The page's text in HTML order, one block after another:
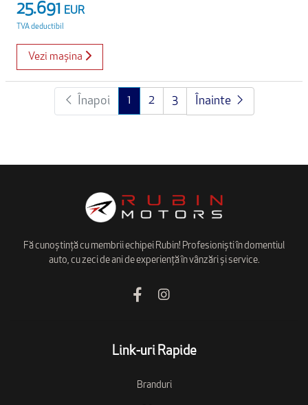
25.691 EUR
TVA deductibil
Vezi mașina
Înapoi 1 2 3 Înainte
Fă cunoștință cu membrii echipei Rubin! Profesioniști în domentiul
auto, cu zeci de ani de experiență în vânzări și service.
Link-uri Rapide
Branduri